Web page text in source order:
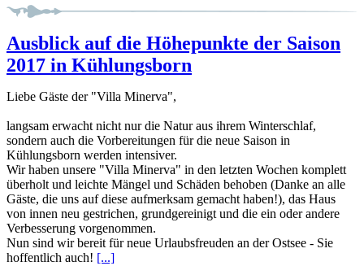
Ausblick auf die Höhepunkte der Saison
2017 in Kühlungsborn
Liebe Gäste der "Villa Minerva",
langsam erwacht nicht nur die Natur aus ihrem Winterschlaf,
sondern auch die Vorbereitungen für die neue Saison in
Kühlungsborn werden intensiver.
Wir haben unsere "Villa Minerva" in den letzten Wochen komplett
überholt und leichte Mängel und Schäden behoben (Danke an alle
Gäste, die uns auf diese aufmerksam gemacht haben!), das Haus
von innen neu gestrichen, grundgereinigt und die ein oder andere
Verbesserung vorgenommen.
Nun sind wir bereit für neue Urlaubsfreuden an der Ostsee - Sie
hoffentlich auch! [...]